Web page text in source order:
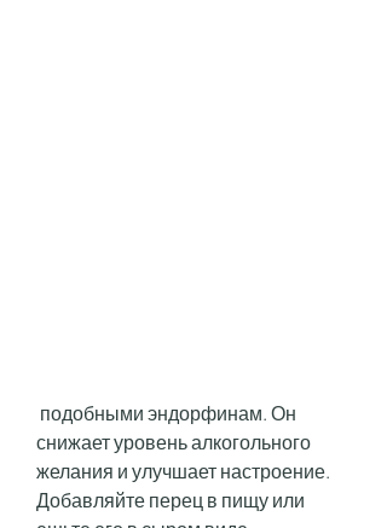
снижает уровень алкогольного
желания и улучшает настроение.
Добавляйте перец в пищу или